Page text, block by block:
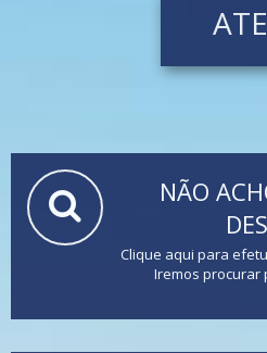
NÃO
Clique aqui para
Iremos procurar